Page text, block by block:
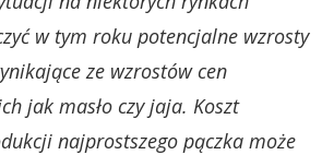
w tym roku potencjalne wzrosty
ze wzrostów cen
jak masło czy jaja. Koszt
najprostszego pączka może